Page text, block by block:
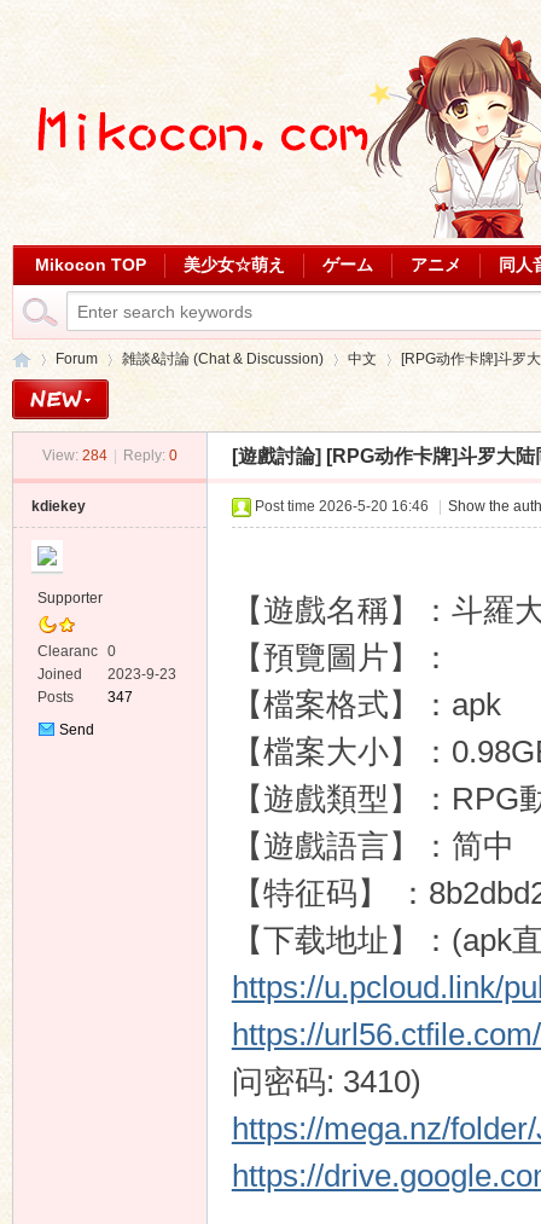
Mikocon TOP 美少女☆萌え ゲーム アニメ 同人
Forum
›
雑談&討論 (Chat & Discussion)
›
中文
›
[RPG动作卡牌]斗罗
View: 284 Reply: 0 [遊戲討論] [RPG动作卡牌]斗罗大
kdiekey
Supporter
Clearanc
e
0
Joined
2023-9-23
Posts
347
Send
Post time 2026-5-20 16:46 Show the
【遊戲名稱】：斗羅
【預覽圖片】：
【檔案格式】：apk
【檔案大小】：
【遊戲類型】：RPG
【遊戲語言】：简中
【特征码】 ：
【下载地址】：(apk
https://u.pcloud.link/
https://
问密码: 3410)
https://mega.nz/
https://